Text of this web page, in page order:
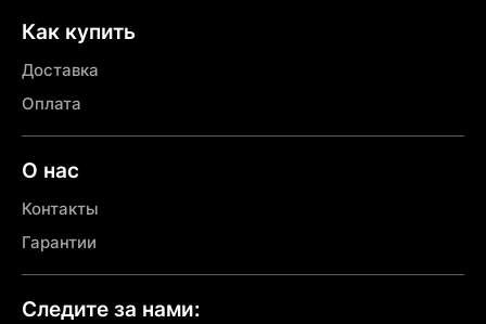
Как купить
Доставка
Оплата
О нас
Контакты
Гарантии
Следите за нами: